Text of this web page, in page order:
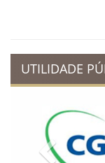
UTILIDADE